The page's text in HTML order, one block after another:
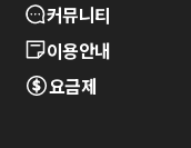
커뮤니티
이용안내
요금제